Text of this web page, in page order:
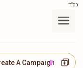
בס"ד
A Campaign